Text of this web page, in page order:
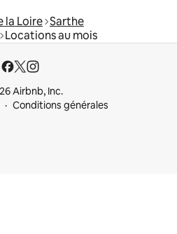
la Loire Sarthe
Locations au mois
Airbnb, Inc.
Conditions générales